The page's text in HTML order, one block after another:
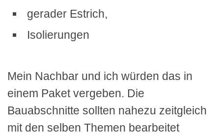
gerader Estrich,
Isolierungen
Mein Nachbar und ich würden das in
einem Paket vergeben. Die
Bauabschnitte sollten nahezu zeitgleich
mit den selben Themen bearbeitet